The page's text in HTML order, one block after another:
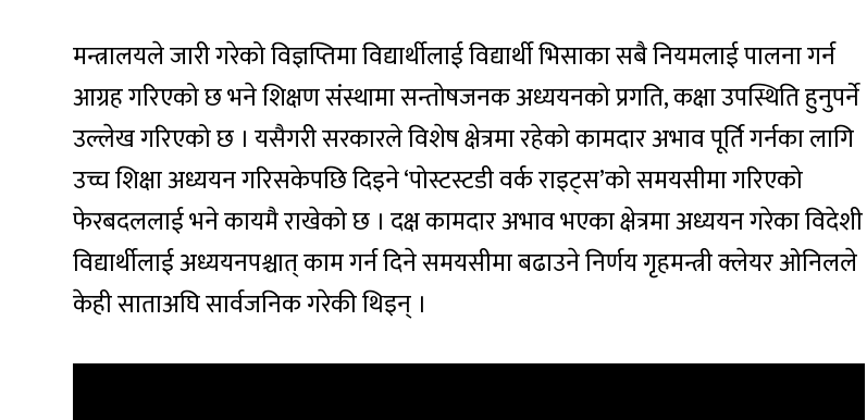
मन्त्रालयले जारी गरेको विज्ञप्तिमा विद्यार्थीलाई विद्यार्थी भिसाका सबै नियमलाई पालना गर्न
आग्रह गरिएको छ भने शिक्षण संस्थामा सन्तोषजनक अध्ययनको प्रगति, कक्षा उपस्थिति हुनुपर्ने
उल्लेख गरिएको छ । यसैगरी सरकारले विशेष क्षेत्रमा रहेको कामदार अभाव पूर्ति गर्नका लागि
उच्च शिक्षा अध्ययन गरिसकेपछि दिइने ‘पोस्टस्टडी वर्क राइट्स’को समयसीमा गरिएको
फेरबदललाई भने कायमै राखेको छ । दक्ष कामदार अभाव भएका क्षेत्रमा अध्ययन गरेका विदेशी
विद्यार्थीलाई अध्ययनपश्चात् काम गर्न दिने समयसीमा बढाउने निर्णय गृहमन्त्री क्लेयर ओनिलले
केही साताअघि सार्वजनिक गरेकी थिइन् ।